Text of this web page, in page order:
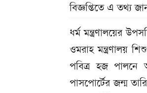
বিজ্ঞপ্তিতে এ তথ্য
ধর্ম মন্ত্রণালয়ের
ওমরাহ মন্ত্রণালয়
পবিত্র হজ পালনে
পাসপোর্টের জন্ম